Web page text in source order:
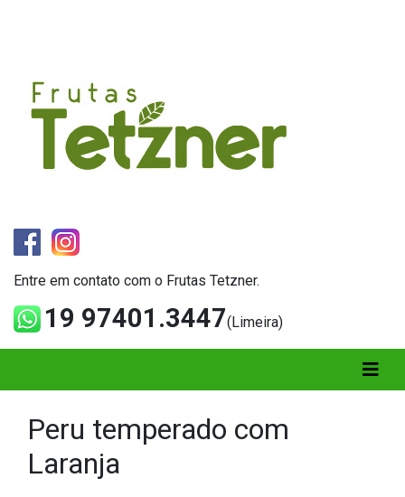
Entre em contato com o Frutas Tetzner.
19 97401.3447(Limeira)
Peru temperado com
Laranja